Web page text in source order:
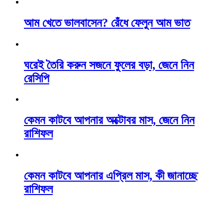
আম খেতে ভালবাসেন? রেঁধে ফেলুন আম ভাত
ঘরেই তৈরি করুন সজনে ফুলের বড়া, জেনে নিন
রেসিপি
কেমন কাটবে আপনার অক্টোবর মাস, জেনে নিন
রাশিফল
কেমন কাটবে আপনার এপ্রিল মাস, কী জানাচ্ছে
রাশিফল